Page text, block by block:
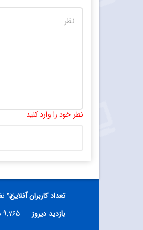
نظر خود را وارد کنید
تعداد کاربران آنلاین۹۲ نفر
بازدید دیروز
۹,۷۶۵ نفر